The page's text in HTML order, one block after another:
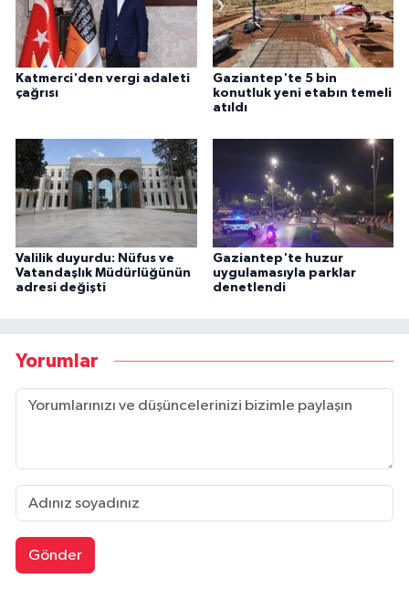
Katmerci'den vergi adaleti
çağrısı
Gaziantep'te 5 bin
konutluk yeni etabın temeli
atıldı
Valilik duyurdu: Nüfus ve
Vatandaşlık Müdürlüğünün
adresi değişti
Gaziantep'te huzur
uygulamasıyla parklar
denetlendi
Yorumlar
Gönder